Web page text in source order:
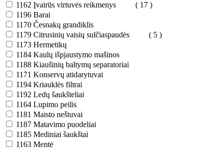
1162 Įvairūs virtuvės reikmenys
( 17 )
1196 Barai
1170 Česnakų grandiklis
1179 Citrusinių vaisių sulčiaspaudės
( 5 )
1173 Hermetikų
1184 Kaulų išpjaustymo mašinos
1188 Kiaušinių baltymų separatoriai
1171 Konservų atidarytuvai
1194 Kriauklės filtrai
1192 Ledų šaukšteliai
1164 Lupimo peilis
1181 Maisto neštuvai
1187 Matavimo puodeliai
1185 Mediniai šaukštai
1163 Mentė